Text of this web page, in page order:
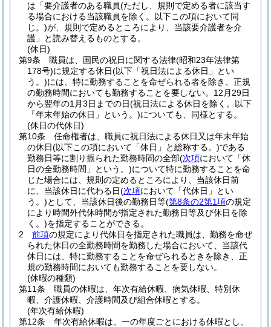
は「要介護者のある職員(ただし、規則で定める者に該当す
る場合における当該職員を除く。以下この項において同
じ。)が、規則で定めるところにより、当該要介護者を介
護」と読み替えるものとする。
(休日)
第9条
職員は、国民の祝日に関する法律(昭和23年法律第
178号)に規定する休日(以下「祝日法による休日」とい
う。)には、特に勤務することを命ぜられる者を除き、正規
の勤務時間においても勤務することを要しない。 12月29日
から翌年の1月3日までの日(祝日法による休日を除く。以下
「年末年始の休日」という。)についても、同様とする。
(休日の代休日)
第10条
任命権者は、職員に祝日法による休日又は年末年始
の休日(以下この項において「休日」と総称する。)である
勤務日等に割り振られた勤務時間の全部(次項において「休
日の全勤務時間」という。)について特に勤務することを命
じた場合には、規則の定めるところにより、当該休日前
に、当該休日に代わる日(次項において「代休日」とい
う。)として、当該休日後の勤務日等(第8条の2第1項の規定
により時間外代休時間が指定された勤務日等及び休日を除
く。)を指定することができる。
2
前項の規定により代休日を指定された職員は、勤務を命ぜ
られた休日の全勤務時間を勤務した場合において、当該代
休日には、特に勤務することを命ぜられるときを除き、正
規の勤務時間においても勤務することを要しない。
(休暇の種類)
第11条
職員の休暇は、年次有給休暇、病気休暇、特別休
暇、介護休暇、介護時間及び組合休暇とする。
(年次有給休暇)
第12条
年次有給休暇は、一の年度ごとにおける休暇とし、